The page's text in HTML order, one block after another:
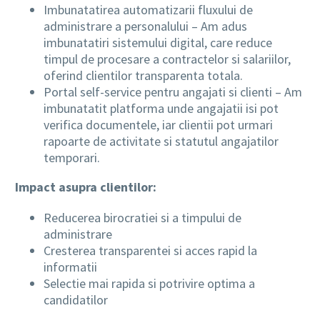
Imbunatatirea automatizarii fluxului de
administrare a personalului – Am adus
imbunatatiri sistemului digital, care reduce
timpul de procesare a contractelor si salariilor,
oferind clientilor transparenta totala.
Portal self-service pentru angajati si clienti – Am
imbunatatit platforma unde angajatii isi pot
verifica documentele, iar clientii pot urmari
rapoarte de activitate si statutul angajatilor
temporari.
Impact asupra clientilor:
Reducerea birocratiei si a timpului de
administrare
Cresterea transparentei si acces rapid la
informatii
Selectie mai rapida si potrivire optima a
candidatilor